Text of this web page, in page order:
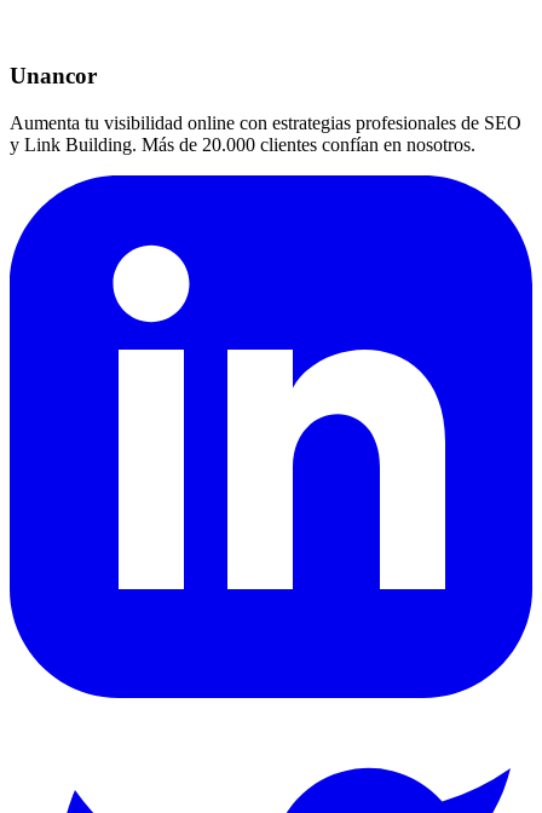
Unancor
Aumenta tu visibilidad online con estrategias profesionales de SEO
y Link Building. Más de 20.000 clientes confían en nosotros.